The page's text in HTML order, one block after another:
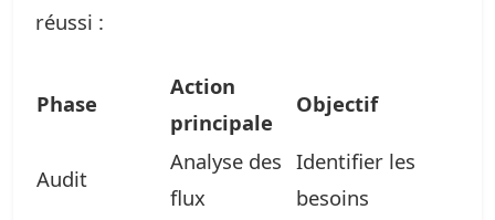
réussi :
Phase
Action
principale
Objectif
Audit
Analyse des
flux
Identifier les
besoins